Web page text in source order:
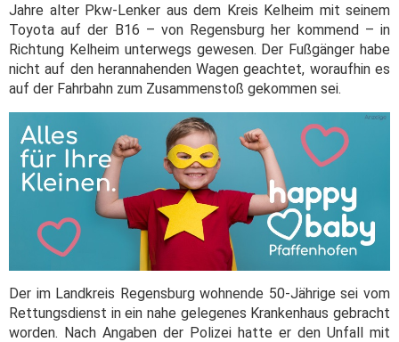
Jahre alter Pkw-Lenker aus dem Kreis Kelheim mit seinem
Toyota auf der B16 – von Regensburg her kommend – in
Richtung Kelheim unterwegs gewesen. Der Fußgänger habe
nicht auf den herannahenden Wagen geachtet, woraufhin es
auf der Fahrbahn zum Zusammenstoß gekommen sei.
Der im Landkreis Regensburg wohnende 50-Jährige sei vom
Rettungsdienst in ein nahe gelegenes Krankenhaus gebracht
worden. Nach Angaben der Polizei hatte er den Unfall mit